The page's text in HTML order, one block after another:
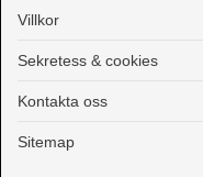
Villkor
Sekretess & cookies
Kontakta oss
Sitemap